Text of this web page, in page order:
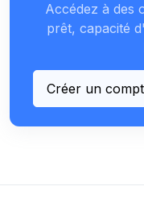
Accédez à des
prêt, capacité
Créer un